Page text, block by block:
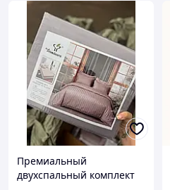
Премиальный
двухспальный комплект